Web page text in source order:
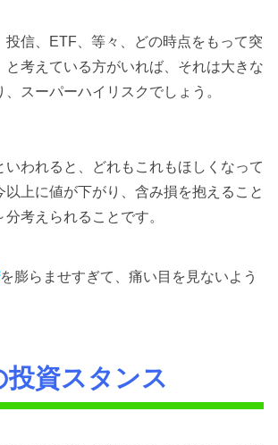
投信、ETF、等々、どの時点をもって突
と考えている方がいれば、それは大きな
スーパーハイリスクでしょう。
いわれると、どれもこれもほしくなって
以上に値が下がり、含み損を抱えること
考えられることです。
を膨らませすぎて、痛い目を見ないよう
投資スタンス